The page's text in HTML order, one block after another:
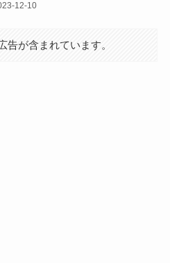
12-10
告が含まれています。